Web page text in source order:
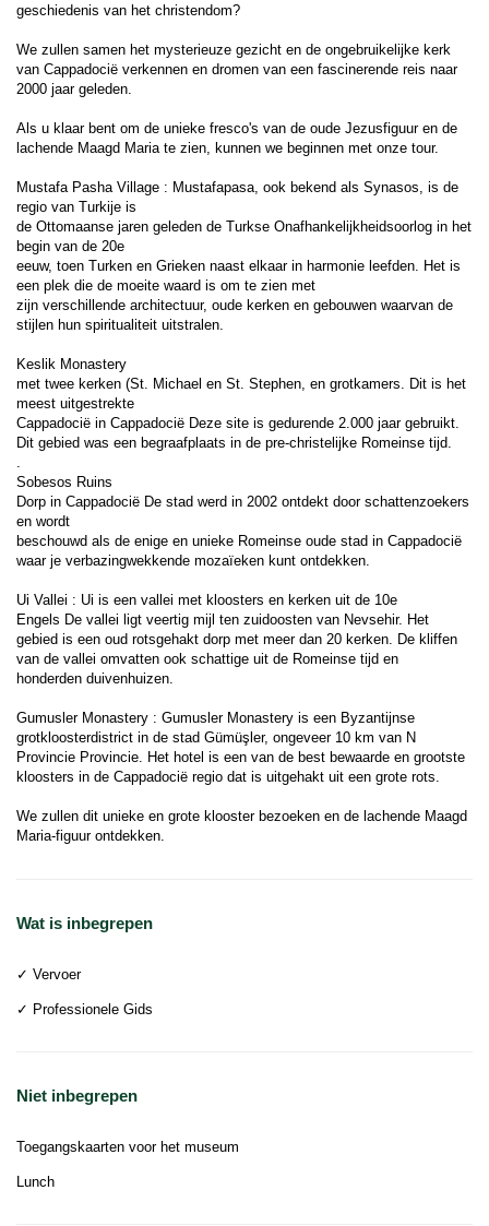
geschiedenis van het christendom?
We zullen samen het mysterieuze gezicht en de ongebruikelijke kerk
van Cappadocië verkennen en dromen van een fascinerende reis naar
2000 jaar geleden.
Als u klaar bent om de unieke fresco's van de oude Jezusfiguur en de
lachende Maagd Maria te zien, kunnen we beginnen met onze tour.
Mustafa Pasha Village : Mustafapasa, ook bekend als Synasos, is de
regio van Turkije is
de Ottomaanse jaren geleden de Turkse Onafhankelijkheidsoorlog in het
begin van de 20e
eeuw, toen Turken en Grieken naast elkaar in harmonie leefden. Het is
een plek die de moeite waard is om te zien met
zijn verschillende architectuur, oude kerken en gebouwen waarvan de
stijlen hun spiritualiteit uitstralen.
Keslik Monastery
met twee kerken (St. Michael en St. Stephen, en grotkamers. Dit is het
meest uitgestrekte
Cappadocië in Cappadocië Deze site is gedurende 2.000 jaar gebruikt.
Dit gebied was een begraafplaats in de pre-christelijke Romeinse tijd.
.
Sobesos Ruins
Dorp in Cappadocië De stad werd in 2002 ontdekt door schattenzoekers
en wordt
beschouwd als de enige en unieke Romeinse oude stad in Cappadocië
waar je verbazingwekkende mozaïeken kunt ontdekken.
Ui Vallei : Ui is een vallei met kloosters en kerken uit de 10e
Engels De vallei ligt veertig mijl ten zuidoosten van Nevsehir. Het
gebied is een oud rotsgehakt dorp met meer dan 20 kerken. De kliffen
van de vallei omvatten ook schattige uit de Romeinse tijd en
honderden duivenhuizen.
Gumusler Monastery : Gumusler Monastery is een Byzantijnse
grotkloosterdistrict in de stad Gümüşler, ongeveer 10 km van N
Provincie Provincie. Het hotel is een van de best bewaarde en grootste
kloosters in de Cappadocië regio dat is uitgehakt uit een grote rots.
We zullen dit unieke en grote klooster bezoeken en de lachende Maagd
Maria-figuur ontdekken.
Wat is inbegrepen
✓ Vervoer
✓ Professionele Gids
Niet inbegrepen
Toegangskaarten voor het museum
Lunch